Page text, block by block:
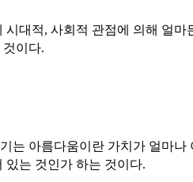
시대적, 사회적 관점에 의해 얼마
이다.
는 아름다움이란 가치가 얼마나
있는 것인가 하는 것이다.